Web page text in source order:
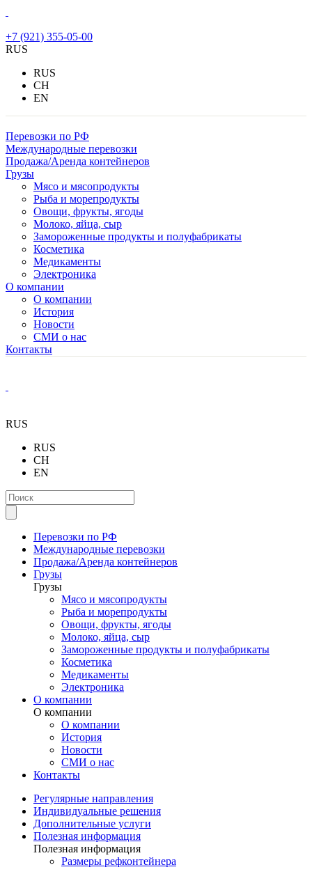
+7 (921) 355-05-00
RUS
RUS
CH
EN
Перевозки по РФ
Международные перевозки
Продажа/Аренда контейнеров
Грузы
Мясо и мясопродукты
Рыба и морепродукты
Овощи, фрукты, ягоды
Молоко, яйца, сыр
Замороженные продукты и полуфабрикаты
Косметика
Медикаменты
Электроника
О компании
О компании
История
Новости
СМИ о нас
Контакты
RUS
RUS
CH
EN
Перевозки по РФ
Международные перевозки
Продажа/Аренда контейнеров
Грузы
Грузы
Мясо и мясопродукты
Рыба и морепродукты
Овощи, фрукты, ягоды
Молоко, яйца, сыр
Замороженные продукты и полуфабрикаты
Косметика
Медикаменты
Электроника
О компании
О компании
О компании
История
Новости
СМИ о нас
Контакты
Регулярные направления
Индивидуальные решения
Дополнительные услуги
Полезная информация
Полезная информация
Размеры рефконтейнера